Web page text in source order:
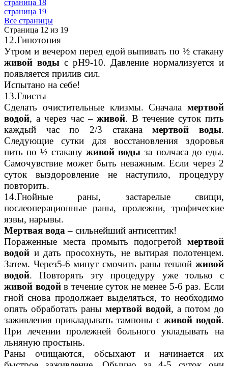
страница 18
страница 19
Все страницы
Страница 12 из 19
12.Гипотония
Утром и вечером перед едой выпивать по ½ стакану
живой воды с рН9-10. Давление нормализуется и
появляется прилив сил.
Испытано на себе!
13.Глисты
Сделать очистительные клизмы. Сначала мертвой
водой, а через час –живой. В течение суток пить
каждый час по 2/3 стаканамертвой воды.
Следующие сутки для восстановления здоровья
пить по ½ стакану живой воды за полчаса до еды.
Самочувствие может быть неважным. Если через 2
суток выздоровление не наступило, процедуру
повторить.
14.Гнойные раны, застарелые свищи,
послеоперационные раны, пролежни, трофические
язвы, нарывы.
Мертвая вода – сильнейший антисептик!
Пораженные места промыть подогретой мертвой
водой и дать просохнуть, не вытирая полотенцем.
Затем. Через5-6 минут смочить раны теплой живой
водой. Повторять эту процедуру уже только с
живой водойв течение суток не менее 5-6 раз. Если
гной снова продолжает выделяться, то необходимо
опять обработать раны мертвой водой, а потом до
заживления прикладывать тампоны с живой водой.
При лечении пролежней больного укладывать на
льняную простынь.
Раны очищаются, обсыхают и начинается их